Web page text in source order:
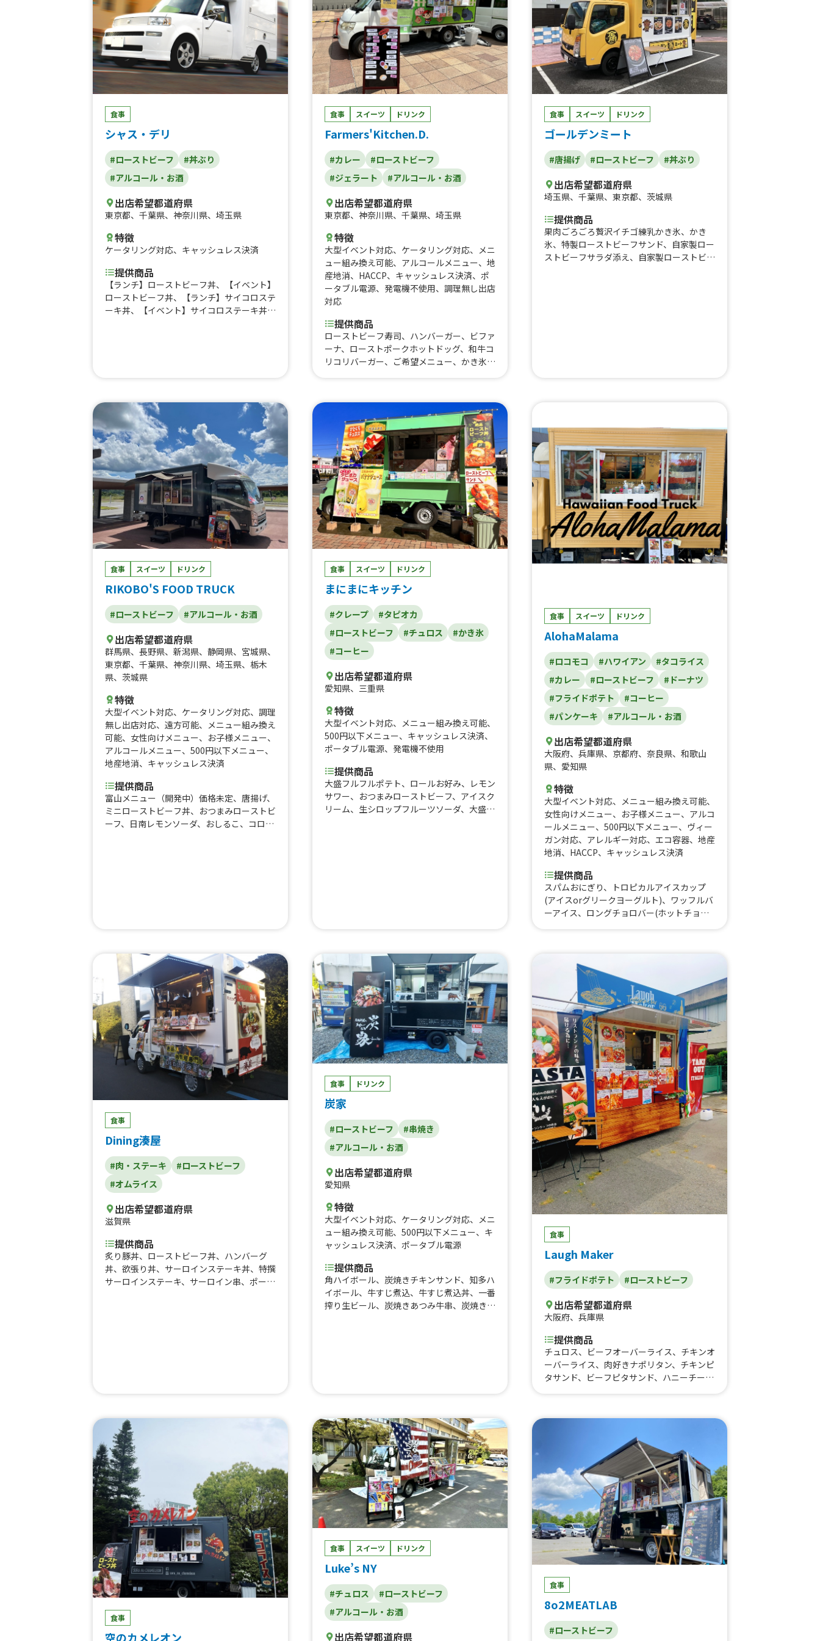
食事
シャス・デリ
#ローストビーフ
#丼ぶり
#アルコール・お酒
出店希望都道府県
東京都、 千葉県、 神奈川県、 埼玉県
特徴
ケータリング対応、 キャッシュレス決済
提供商品
【ランチ】ローストビーフ丼、【イベント】
ローストビーフ丼、【ランチ】サイコロステ
ーキ丼、【イベント】サイコロステーキ丼、
フトクリーム（夏季）、クリームソーダ、ソ
フトドリンク、酒類、お菓子
食事 スイーツ ドリンク
Farmers'Kitchen.D.
#カレー
#ローストビーフ
#ジェラート
#アルコール・お酒
出店希望都道府県
東京都、 神奈川県、 千葉県、 埼玉県
特徴
大型イベント対応、 ケータリング対応、 メニ
ュー組み換え可能、 アルコールメニュー、 地
産地消、 HACCP、 キャッシュレス決済、 ポ
ータブル電源、 発電機不使用、 調理無し出店
対応
提供商品
ローストビーフ寿司、ハンバーガー、ビファ
ーナ、ローストポークホットドッグ、和牛コ
リコリバーガー、ご希望メニュー、かき氷、
ーズホットドッグ、牛すじカレー、紫ロング
ポテト、おつまみローストポーク（グリル野
菜付き）、ローストビーフバーガー、おつま
みローストビーフ（グリル野菜付き）、低温
調理ローストポーク丼 大学用、低温調理ロ
ーストビーフ丼 大学用、ドリンク、米ジェ
ラート、幸重(岡山県産藤原牛使用)、低温調
理ローストビーフ丼、低温調理ローストポー
ク丼、ザンギ、季節のスープ、季節のジェラ
ート、ティラミス、生ビール、カクテル
食事 スイーツ ドリンク
ゴールデンミート
#唐揚げ #ローストビーフ #丼ぶり
出店希望都道府県
埼玉県、 千葉県、 東京都、 茨城県
提供商品
果肉ごろごろ贅沢イチゴ練乳かき氷、かき
氷、特製ローストビーフサンド、自家製ロー
ストビーフサラダ添え、自家製ローストビー
食事 スイーツ ドリンク
RIKOBO'S FOOD TRUCK
#ローストビーフ #アルコール・お酒
出店希望都道府県
群馬県、 長野県、 新潟県、 静岡県、 宮城県、
東京都、 千葉県、 神奈川県、 埼玉県、 栃木
県、 茨城県
特徴
大型イベント対応、 ケータリング対応、 調理
無し出店対応、 遠方可能、 メニュー組み換え
可能、 女性向けメニュー、 お子様メニュー、
アルコールメニュー、 500円以下メニュー、
地産地消、 キャッシュレス決済
提供商品
富山メニュー（開発中）価格未定、唐揚げ、
ミニローストビーフ丼、おつまみローストビ
ーフ、日南レモンソーダ、おしるこ、コロッ
食事 スイーツ ドリンク
まにまにキッチン
#クレープ
#タピオカ
#ローストビーフ
#チュロス
#かき氷
#コーヒー
出店希望都道府県
愛知県、 三重県
特徴
大型イベント対応、 メニュー組み換え可能、
500円以下メニュー、 キャッシュレス決済、
ポータブル電源、 発電機不使用
提供商品
大盛フルフルポテト、ロールお好み、レモン
サワー、おつまみローストビーフ、アイスク
リーム、生シロップフルーツソーダ、大盛フ
食事 スイーツ ドリンク
AlohaMalama
#ロコモコ #ハワイアン
#タコライス
#カレー
#ローストビーフ
#ドーナツ
#フライドポテト
#コーヒー
#パンケーキ
#アルコール・お酒
出店希望都道府県
大阪府、 兵庫県、 京都府、 奈良県、 和歌山
県、 愛知県
特徴
大型イベント対応、 メニュー組み換え可能、
女性向けメニュー、 お子様メニュー、 アルコ
ールメニュー、 500円以下メニュー、 ヴィー
ガン対応、 アレルギー対応、 エコ容器、 地産
地消、 HACCP、 キャッシュレス決済
提供商品
スパムおにぎり、トロピカルアイスカップ
(アイスorグリークヨーグルト)、ワッフルバ
ーアイス、ロングチョロバー(ホットチョコ
パンケーキ(ダブル:2枚)、パフェ、牛やきに
くレモン、大きなジューシーたまご焼きプレ
ート、チキンオーバーライス(ミディアムサ
イズ)、炙りポキ(ミディアムサイズ)、オー
ガニックアサイーボウル(ミディアムサイ
ズ)、ハワイアンカップパンケーキ(アイスの
せ)、ハワイアンカップパンケーキ(バニラ生
クリーム)、ロングチョロバー(アイスの
せ)、ワッフルサンド、BBQポークプレー
ト、ロコモコカレープレート、チキンオーバ
ーライス、牛ステーキプレート、ガーリック
アヒステーキプレート、炙りポキプレート、
チョコレートドリンク(HOT・ICE)、ロング
チョロバー、ミックスナッツ、チキンソテ
ー、国産根菜の筑前煮、アヒ(マグロ)ステー
キ、紅芋コロッケ、オーガニックアサイーボ
ウル（ハーフサイズ）、オーガニックアサイ
ーボウル（レギュラーサイズ）、tea、drin
k_ラテ①、drink_ラテ②、ハワイアンドー
ナツ「マラサダ」、カラフルソーダ、ポテト
(2コ)、ポテト&モチコチキン(大2コ)、やき
にく丼、ハワイアンポーク丼、ビッグモチコ
チキン丼／BIG MOCHIKO CHICKEN BOWL、
熟成牛のローストビーフ丼／ROAST BEEF
BOWL、ゴロっとミートのハワイアンタコラ
カレー／Coconut Butter Chicken Curry、
フレッシュアスパラとベーコンのレモンパス
タ／Pasta with lemon sauce、ハワイアン
ドーナツ「タロマラサダ／Taro Malasada」
(プレーンシュガー・ココナッツシュガー・
紫いもシュガー)、米粉のハワイアンパンケ
ー、ハワイアンブレンドコーヒー、コナビー
ル、フルーツカクテル、フレッシュフルーツ
ドリンク、アーモンドミルク_ドリンク用ミ
ルク変更、ハワイアンクレープ、ルビーチョ
コレートドリンク、ラテメニュー、アメリカ
ンマフィン、トロピカルフロート、ハワイア
ン焼きそば(スパム入り)、たい焼き、おぜん
ざい、ショコラボール、ハワイアンタコス、
デザートタコス、サンドイッチ、フレンチト
ースト
食事
Dining湊屋
#肉・ステーキ
#ローストビーフ
#オムライス
出店希望都道府県
滋賀県
提供商品
炙り豚丼、ローストビーフ丼、ハンバーグ
丼、欲張り丼、サーロインステーキ丼、特撰
サーロインステーキ、サーロイン串、ポーク
食事 ドリンク
炭家
#ローストビーフ
#串焼き
#アルコール・お酒
出店希望都道府県
愛知県
特徴
大型イベント対応、 ケータリング対応、
メニ
ュー組み換え可能、 500円以下メニュー、 キ
ャッシュレス決済、 ポータブル電源
提供商品
角ハイボール、炭焼きチキンサンド、知多ハ
イボール、牛すじ煮込、牛すじ煮込丼、一番
搾り生ビール、炭焼きあつみ牛串、炭焼き鳥
食事
Laugh Maker
#フライドポテト #ローストビーフ
出店希望都道府県
大阪府、 兵庫県
提供商品
チュロス、ビーフオーバーライス、チキンオ
ーバーライス、肉好きナポリタン、チキンピ
タサンド、ビーフピタサンド、ハニーチー
食事
空のカメレオン
食事 スイーツ ドリンク
Luke’s NY
#チュロス
#ローストビーフ
#アルコール・お酒
出店希望都道府県
食事
8o2MEATLAB
#ローストビーフ